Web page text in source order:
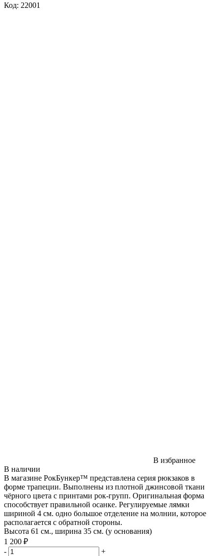
Код: 22001
В избранное
В наличии
В магазине РокБункер™ представлена серия рюкзаков в
форме трапеции. Выполнены из плотной джинсовой ткани
чёрного цвета с принтами рок-групп. Оригинальная форма
способствует правильной осанке. Регулируемые лямки
шириной 4 см. одно большое отделение на молнии, которое
располагается с обратной стороны.
Высота 61 см., ширина 35 см. (у основания)
1 200 ₽
-
+